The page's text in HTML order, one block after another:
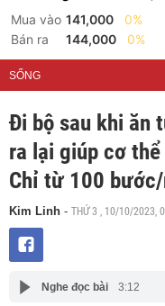
Mua vào 141,000
0%
Bán ra
144,000 0%
SỐNG
Đi bộ sau khi ăn
ra lại giúp cơ
Chỉ từ 100
Kim Linh - THỨ 3 , 10/10/2023,
Nghe đọc bài 3:12